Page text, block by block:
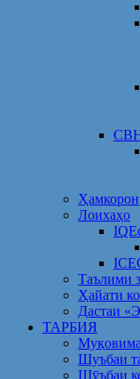
Ҳамкорон
Лоихаҳо
Таълими
Ҳайати
Дастаи
ТАРБИЯ
Шуъбаи
Шӯъбаи